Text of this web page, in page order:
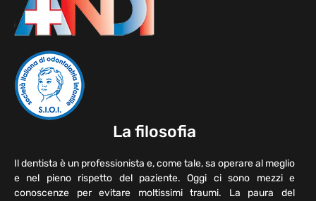
La filosofia
Il dentista è un professionista e, come tale, sa operare al meglio
e nel pieno rispetto del paziente. Oggi ci sono mezzi e
conoscenze per evitare moltissimi traumi. La paura del